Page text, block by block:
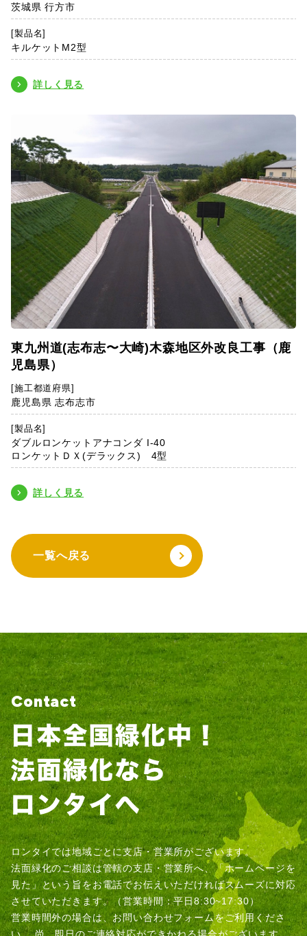
茨城県 行方市
[製品名]
キルケットM2型
詳しく見る
東九州道(志布志〜大崎)木森地区外改良工事（鹿
児島県）
[施工都道府県]
鹿児島県 志布志市
[製品名]
ダブルロンケットアナコンダ I-40
ロンケットＤＸ(デラックス) 4型
詳しく見る
一覧へ戻る
Contact
ロンタイでは地域ごとに支店・営業所がございます。
法面緑化のご相談は管轄の支店・営業所へ、「ホームページを
見た」という旨をお電話でお伝えいただければスムーズに対応
させていただきます。（営業時間：平日8:30~17:30）
営業時間外の場合は、お問い合わせフォームをご利用くださ
い。尚、即日のご連絡対応ができかねる場合がございます。